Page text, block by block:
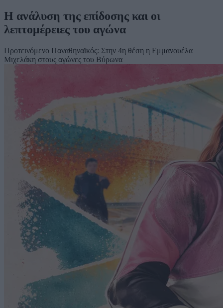
Η ανάλυση της επίδοσης και οι
λεπτομέρειες του αγώνα
Προτεινόμενο Παναθηναϊκός: Στην 4η θέση η Εμμανουέλα
Μιχελάκη στους αγώνες του Βύρωνα